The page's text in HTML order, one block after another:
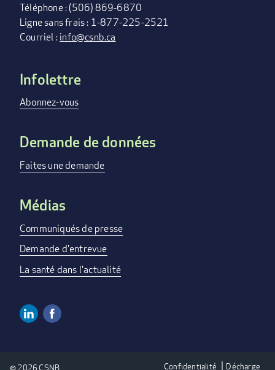
Téléphone : (506) 869-6870
Ligne sans frais : 1-877-225-2521
Courriel :info@csnb.ca
FOOTER
MENU
Infolettre
Abonnez-vous
Demande de données
Faites une demande
Médias
Communiqués de presse
Demande d'entrevue
La santé dans l'actualité
Linkedin
Confidentialité Décharge
© 2026 CSNB